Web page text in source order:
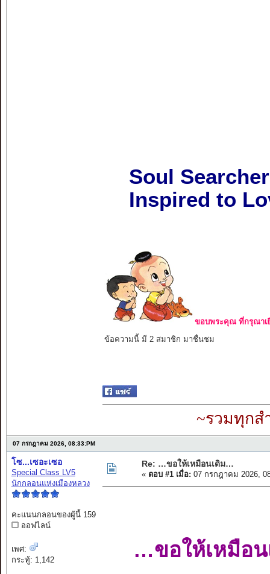
Soul Searcher
Inspired to
ขอบพระคุณ ที่กรุณาเ
ข้อความนี้ มี 2 สมาชิก มาชื่นชม
~รวมทุกส
07 กรกฎาคม 2026, 08:33:PM
โซ...เซอะเซอ
Special Class LV5
นักกลอนแห่งเมืองหลวง
คะแนนกลอนของผู้นี้ 159
ออฟไลน์
เพศ:
กระทู้: 1,142
Re: …ขอให้เหมือนเดิม…
« ตอบ #1 เมื่อ: 07 กรกฎาคม 2026,
…ขอให้เหมือ